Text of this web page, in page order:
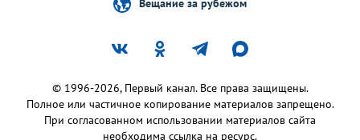
Вещание за рубежом
© 1996-2026, Первый канал. Все права защищены.
Полное или частичное копирование материалов запрещено.
При согласованном использовании материалов сайта
необходима ссылка на ресурс.